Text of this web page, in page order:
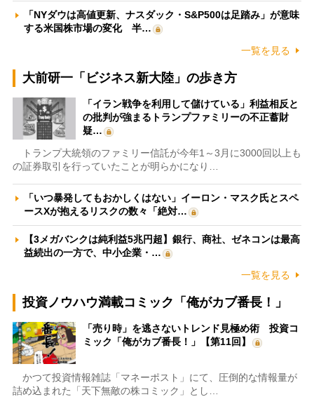
「NYダウは高値更新、ナスダック・S&P500は足踏み」が意味
する米国株市場の変化 半…
一覧を見る
大前研一「ビジネス新大陸」の歩き方
「イラン戦争を利用して儲けている」利益相反と
の批判が強まるトランプファミリーの不正蓄財
疑…
トランプ大統領のファミリー信託が今年1～3月に3000回以上も
の証券取引を行っていたことが明らかになり…
「いつ暴発してもおかしくはない」イーロン・マスク氏とスペ
ースXが抱えるリスクの数々「絶対…
【3メガバンクは純利益5兆円超】銀行、商社、ゼネコンは最高
益続出の一方で、中小企業・…
一覧を見る
投資ノウハウ満載コミック「俺がカブ番長！」
「売り時」を逃さないトレンド見極め術 投資コ
ミック「俺がカブ番長！」【第11回】
かつて投資情報雑誌「マネーポスト」にて、圧倒的な情報量が
詰め込まれた「天下無敵の株コミック」とし…